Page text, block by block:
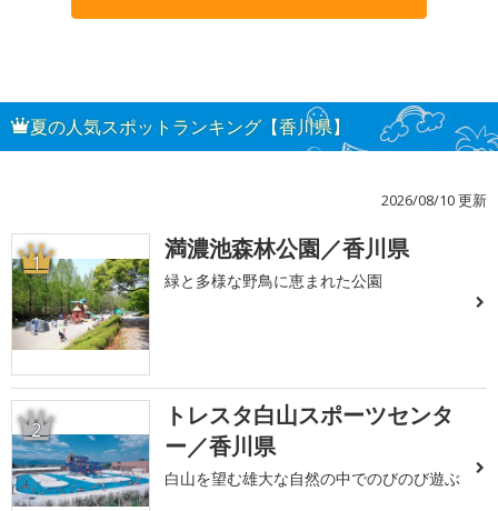
夏の人気スポットランキング【香川県】
2026/08/10 更新
1 満濃池森林公園／香川県
緑と多様な野鳥に恵まれた公園
2
トレスタ白山スポーツセンタ
ー／香川県
白山を望む雄大な自然の中でのびのび遊ぶ